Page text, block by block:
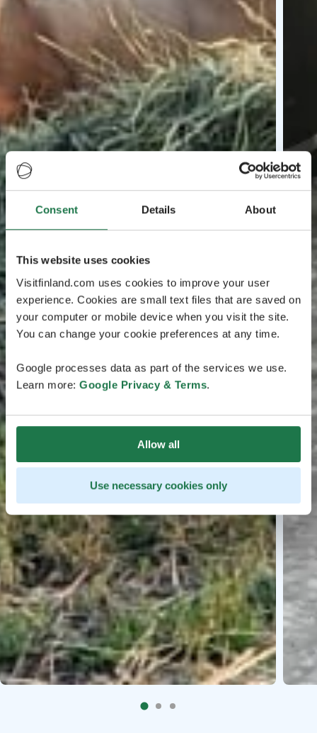
Consent Details About
This website uses cookies
Visitfinland.com uses cookies to improve your user
experience. Cookies are small text files that are saved on
your computer or mobile device when you visit the site.
You can change your cookie preferences at any time.
Google processes data as part of the services we use.
Learn more: Google Privacy & Terms.
Allow all
Use necessary cookies only